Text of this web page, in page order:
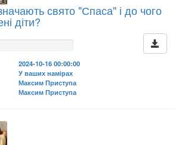
свято "Спаса" і до чого
діти?
2024-10-16 00:00:00
У ваших намірах
Максим Приступа
Максим Приступа